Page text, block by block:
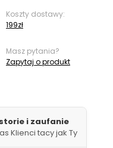
Koszty dostawy:
199zł
Masz pytania?
Zapytaj o produkt
i zaufanie
Klienci tacy jak Ty